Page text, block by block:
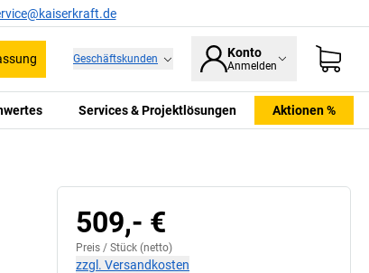
Geschäftskunden Konto
Anmelden
Services & Projektlösungen Aktionen %
509,- €
Preis / Stück (netto)
zzgl. Versandkosten